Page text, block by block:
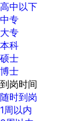
高中以下
中专
大专
本科
硕士
博士
到岗时间
随时到岗
1周以内